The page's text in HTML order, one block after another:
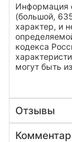
Информация
(большой,
характер, и
кодекса
могут быть
Отзывы